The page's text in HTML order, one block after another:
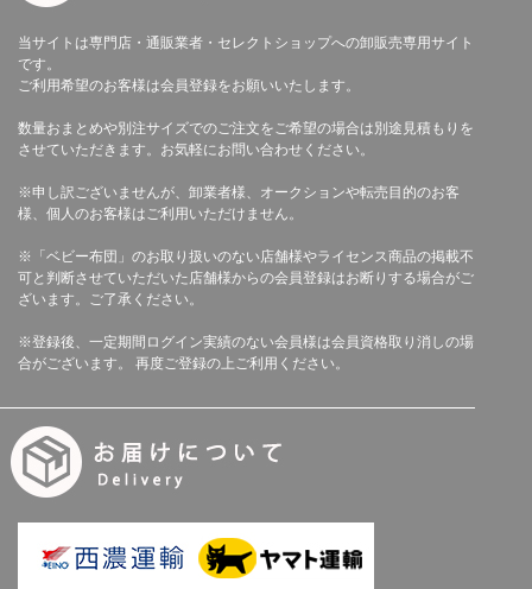
当サイトは専門店・通販業者・セレクトショップへの卸販売専用サイト
です。
ご利用希望のお客様は会員登録をお願いいたします。
数量おまとめや別注サイズでのご注文をご希望の場合は別途見積もりを
させていただきます。お気軽にお問い合わせください。
※申し訳ございませんが、卸業者様、オークションや転売目的のお客
様、個人のお客様はご利用いただけません。
※「ベビー布団」のお取り扱いのない店舗様やライセンス商品の掲載不
可と判断させていただいた店舗様からの会員登録はお断りする場合がご
ざいます。ご了承ください。
※登録後、一定期間ログイン実績のない会員様は会員資格取り消しの場
合がございます。 再度ご登録の上ご利用ください。